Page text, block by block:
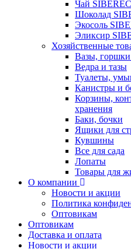
Чай
Шоколад
Экосоль
Эликсир
Хозяйственные
Вазы, горшки
Ведра и тазы
Туалеты,
Канистры и
Корзины,
хранения
Баки, бочки
Ящики для
Кувшины
Все для сада
Лопаты
Товары для
О компании
Новости и акции
Политика
Оптовикам
Оптовикам
Доставка и оплата
Новости и акции